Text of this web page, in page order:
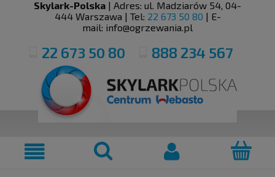
Skylark-Polska | Adres: ul. Madziarów 54, 04-
444 Warszawa | Tel: 22 673 50 80 | E-
mail: info@ogrzewania.pl
22 673 50 80 888 234 567